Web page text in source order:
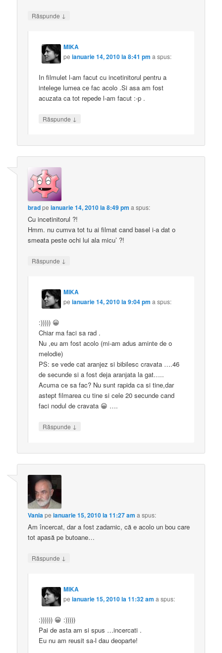
Răspunde ↓
MIKA
peianuarie 14, 2010 la 8:41 pm a spus:
In filmulet l-am facut cu incetinitorul pentru a
intelege lumea ce fac acolo .Si asa am fost
acuzata ca tot repede l-am facut :-p .
Răspunde ↓
bradpeianuarie 14, 2010 la 8:49 pm a spus:
Cu incetinitorul ?!
Hmm. nu cumva tot tu ai filmat cand basel i-a dat o
smeata peste ochi lui ala micu’ ?!
Răspunde ↓
MIKA
peianuarie 14, 2010 la 9:04 pm a spus:
:))))) 😀
Chiar ma faci sa rad .
Nu ,eu am fost acolo (mi-am adus aminte de o
melodie)
PS: se vede cat aranjez si bibilesc cravata ….46
de secunde si a fost deja aranjata la gat…..
Acuma ce sa fac? Nu sunt rapida ca si tine,dar
astept filmarea cu tine si cele 20 secunde cand
faci nodul de cravata 😀 ….
Răspunde ↓
Vaniapeianuarie 15, 2010 la 11:27 am a spus:
Am încercat, dar a fost zadarnic, că e acolo un bou care
tot apasă pe butoane…
Răspunde ↓
MIKA
peianuarie 15, 2010 la 11:32 am a spus:
:)))))) 😀 :)))))
Pai de asta am si spus …incercati .
Eu nu am reusit sa-l dau deoparte!